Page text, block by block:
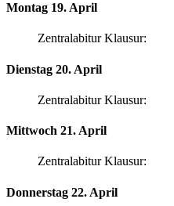
Montag 19. April
Zentralabitur Klausur:
Dienstag 20. April
Zentralabitur Klausur:
Mittwoch 21. April
Zentralabitur Klausur:
Donnerstag 22. April